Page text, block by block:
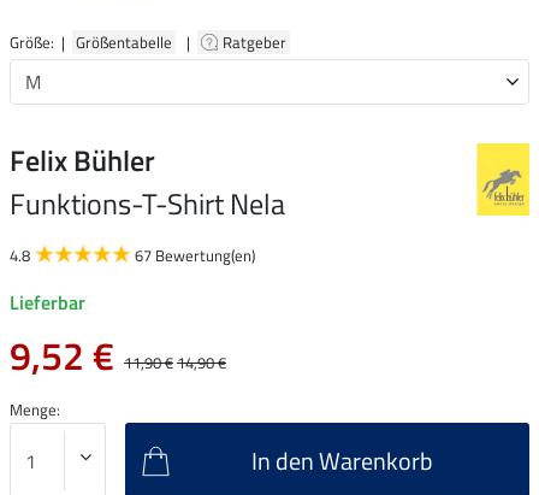
Größe: | Größentabelle | Ratgeber
Felix Bühler
Funktions-T-Shirt Nela
4.8 67 Bewertung(en)
Lieferbar
9,52 € 11,90 €14,90 €
Menge:
In den Warenkorb